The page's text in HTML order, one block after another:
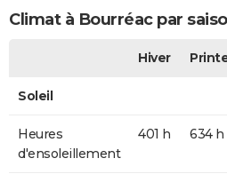
Climat à Bourréac par
Hiver
Soleil
Heures
d'ensoleillement
401 h 634 h